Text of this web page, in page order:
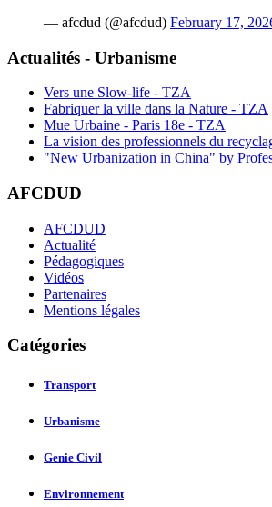
— afcdud (@afcdud) February 17,
Actualités - Urbanisme
Vers une Slow-life - TZA
Fabriquer la ville dans la Nature - TZA
Mue Urbaine - Paris 18e - TZA
La vision des professionnels du
"New Urbanization in China" by
AFCDUD
AFCDUD
Actualité
Pédagogiques
Vidéos
Partenaires
Mentions légales
Catégories
Transport
Urbanisme
Genie Civil
Environnement